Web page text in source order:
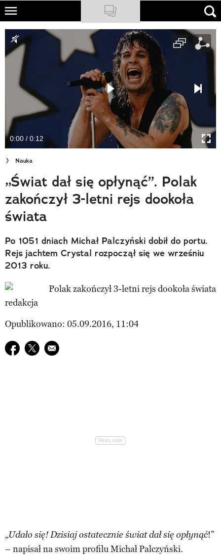
Skip
main
content
NATIONAL GEOGRAPHIC
TRAVELER
PODCASTY
Newsletter
Cuda Polski
Wielki Konkurs Fotograficzny
Trendbook Podróżniczy
Polecane
0:00 / 0:12
Nauka
„Świat dał się opłynąć”. Polak
zakończył 3-letni rejs dookoła
świata
Po 1051 dniach Michał Palczyński dobił do portu.
Rejs jachtem Crystal rozpoczął się we wrześniu
2013 roku.
redakcja
Opublikowano: 05.09.2016, 11:04
Udostępnij na facebook
Udostępnij na twitter
E-mail do przyjaciela
„Udało się! Dzisiaj ostatecznie świat dał się opłynąć!”
– napisał na swoim profilu Michał Palczyński.